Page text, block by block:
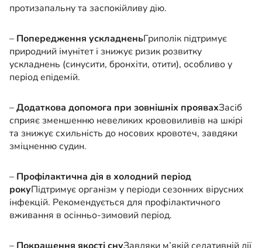
протизапальну та заспокійливу дію.
– Попередження ускладненьГриполік підтримує
природний імунітет і знижує ризик розвитку
ускладнень (синусити, бронхіти, отити), особливо у
період епідемій.
–Додаткова допомога при зовнішніх проявахЗасіб
сприяє зменшенню невеликих крововиливів на шкірі
та знижує схильність до носових кровотеч, завдяки
зміцненню судин.
– Профілактична дія в холодний період
рокуПідтримує організм у періоди сезонних вірусних
інфекцій. Рекомендується для профілактичного
вживання в осінньо-зимовий період.